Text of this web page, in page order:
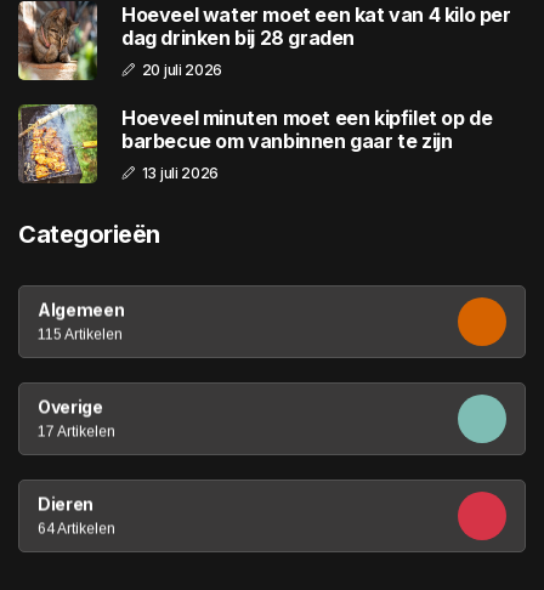
Hoeveel water moet een kat van 4 kilo per
dag drinken bij 28 graden
20 juli 2026
Hoeveel minuten moet een kipfilet op de
barbecue om vanbinnen gaar te zijn
13 juli 2026
Categorieën
Algemeen
115 Artikelen
Overige
17 Artikelen
Dieren
64 Artikelen